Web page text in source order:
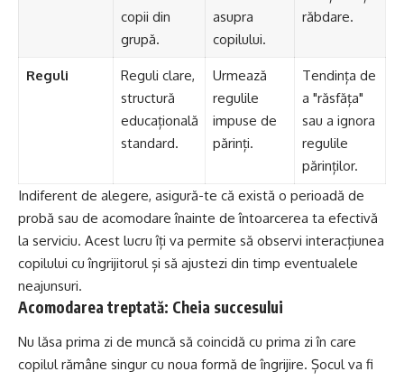
copii din
grupă.
asupra
copilului.
răbdare.
Reguli
Reguli clare,
structură
educațională
standard.
Urmează
regulile
impuse de
părinți.
Tendința de
a "răsfăța"
sau a ignora
regulile
părinților.
Indiferent de alegere, asigură-te că există o perioadă de
probă sau de acomodare înainte de întoarcerea ta efectivă
la serviciu. Acest lucru îți va permite să observi interacțiunea
copilului cu îngrijitorul și să ajustezi din timp eventualele
neajunsuri.
Acomodarea treptată: Cheia succesului
Nu lăsa prima zi de muncă să coincidă cu prima zi în care
copilul rămâne singur cu noua formă de îngrijire. Șocul va fi